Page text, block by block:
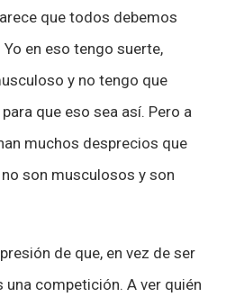
que todos debemos
Yo en eso tengo suerte,
y no tengo que
que eso sea así. Pero a
muchos desprecios que
son musculosos y son
de que, en vez de ser
una competición. A ver quién